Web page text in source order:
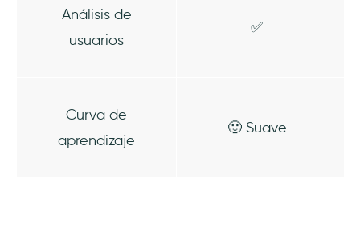
Análisis de
usuarios
✅
Curva de
aprendizaje
🙂 Suave